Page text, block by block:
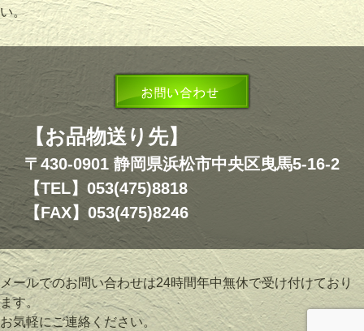
い。
【お品物送り先】
〒430-0901 静岡県浜松市中央区曳馬5-16-2
【TEL】053(475)8818
【FAX】053(475)8246
メールでのお問い合わせは24時間年中無休で受け付けており
ます。
お気軽にご連絡ください。